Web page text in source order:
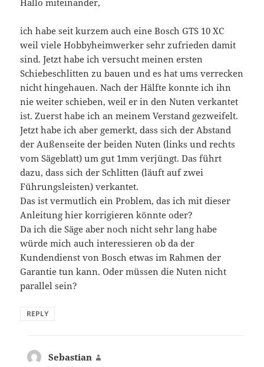
Hallo miteinander,
ich habe seit kurzem auch eine Bosch GTS 10 XC
weil viele Hobbyheimwerker sehr zufrieden damit
sind. Jetzt habe ich versucht meinen ersten
Schiebeschlitten zu bauen und es hat ums verrecken
nicht hingehauen. Nach der Hälfte konnte ich ihn
nie weiter schieben, weil er in den Nuten verkantet
ist. Zuerst habe ich an meinem Verstand gezweifelt.
Jetzt habe ich aber gemerkt, dass sich der Abstand
der Außenseite der beiden Nuten (links und rechts
vom Sägeblatt) um gut 1mm verjüngt. Das führt
dazu, dass sich der Schlitten (läuft auf zwei
Führungsleisten) verkantet.
Das ist vermutlich ein Problem, das ich mit dieser
Anleitung hier korrigieren könnte oder?
Da ich die Säge aber noch nicht sehr lang habe
würde mich auch interessieren ob da der
Kundendienst von Bosch etwas im Rahmen der
Garantie tun kann. Oder müssen die Nuten nicht
parallel sein?
REPLY
Sebastian